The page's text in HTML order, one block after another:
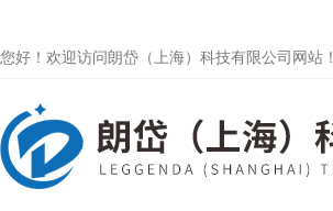
您好！欢迎访问朗岱（上海）科技有限公司网站！